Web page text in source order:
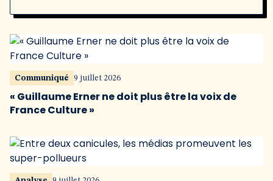
Communiqué 9 juillet 2026
« Guillaume Erner ne doit plus être la voix de
France Culture »